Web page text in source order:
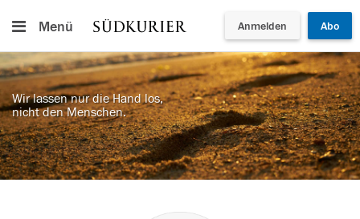
Menü Anmelden Abo
Wir lassen nur die Hand los,
nicht den Menschen.